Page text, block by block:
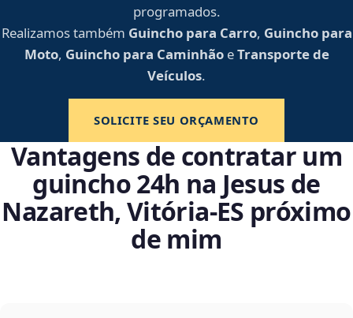
programados.
Realizamos também Guincho para Carro, Guincho para
Moto, Guincho para CaminhãoeTransporte de
Veículos.
SOLICITE SEU ORÇAMENTO
Vantagens de contratar um
guincho 24h na Jesus de
Nazareth, Vitória‑ES próximo
de mim